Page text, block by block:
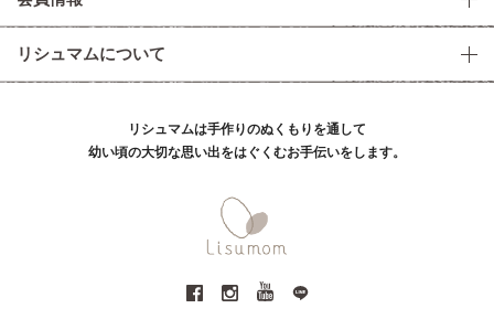
リシュマムについて
リシュマムは手作りのぬくもりを通して
幼い頃の大切な思い出をはぐくむお手伝いをします。